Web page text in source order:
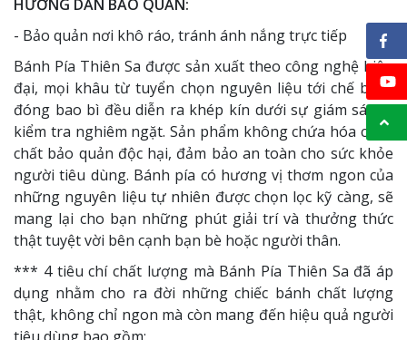
HƯỚNG DẪN BẢO QUẢN:
- Bảo quản nơi khô ráo, tránh ánh nắng trực tiếp
Bánh Pía Thiên Sa​ được sản xuất theo công nghệ hiện
đại, mọi khâu từ tuyển chọn nguyên liệu tới chế biến,
đóng bao bì đều diễn ra khép kín dưới sự giám sát và
kiểm tra nghiêm ngặt. Sản phẩm không chứa hóa chất,
chất bảo quản độc hại, đảm bảo an toàn cho sức khỏe
người tiêu dùng. Bánh pía có hương vị thơm ngon của
những nguyên liệu tự nhiên được chọn lọc kỹ càng, sẽ
mang lại cho bạn những phút giải trí và thưởng thức
thật tuyệt vời bên cạnh bạn bè hoặc người thân.
*** 4 tiêu chí chất lượng mà Bánh Pía Thiên Sa đã áp
dụng nhằm cho ra đời những chiếc bánh chất lượng
thật, không chỉ ngon mà còn mang đến hiệu quả người